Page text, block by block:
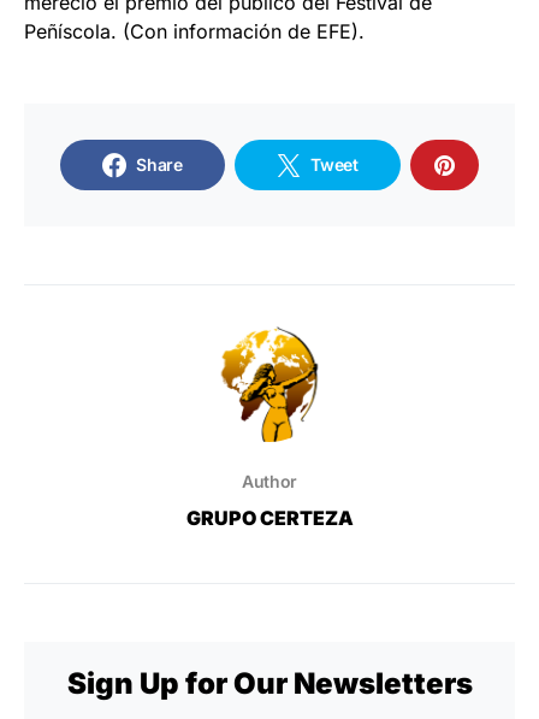
Peñíscola. (Con información de EFE).
Share Tweet
Author
GRUPO CERTEZA
Sign Up for Our Newsletters